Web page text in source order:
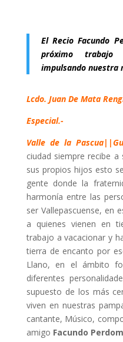
El Recio Facundo
próximo trabajo
impulsando nuestra
Lcdo. Juan De Mata
Especial.-
Valle de la
ciudad siempre recibe
sus propios hijos esto
gente donde la
harmonía entre las
ser Vallepascuense, en
a quienes vienen en
trabajo a vacacionar y
tierra de encanto por
Llano, en el ámbito
diferentes
supuesto de los más
viven en nuestras
cantante, Músico,
amigo Facundo